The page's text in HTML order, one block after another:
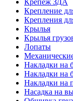
Крепеж ЗДА
Крепление
Крепления
Крылья
Крылья
Лопаты
Накладки на
Накладки на
Накладки на
Насадка на